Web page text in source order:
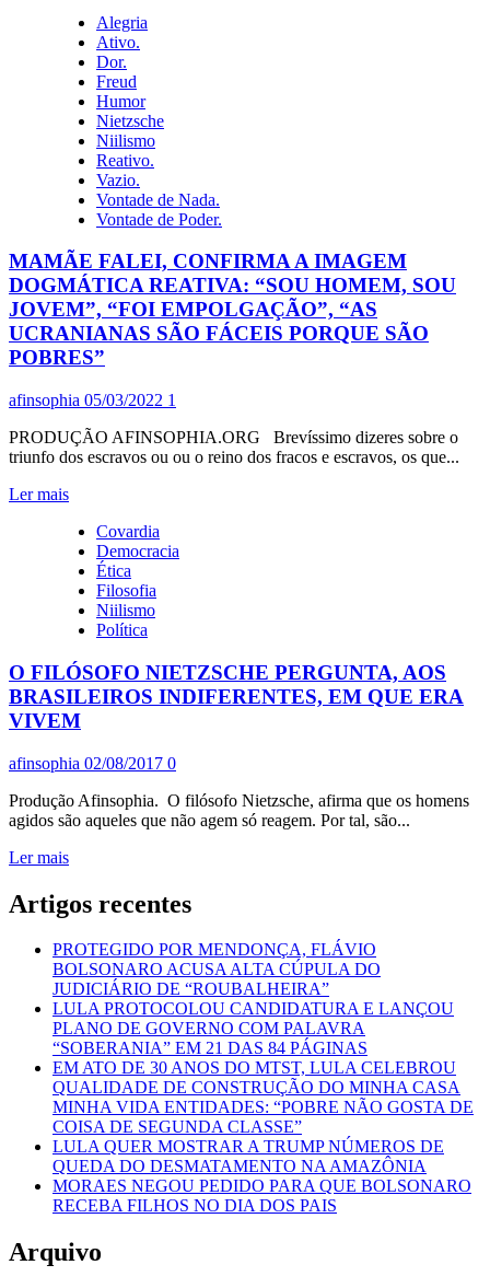
REJEITADO
NA
DISPUTA
ELEITORAL
QUASE
UM
ANÁTEMA
BOLSONARO
SENTE
IGUAIS
SE
AFASTANDO
COM
MEDO
DE
SEREM
OU
ELEITOS
Alegria
Ativo.
Dor.
Freud
Humor
Nietzsche
Niilismo
Reativo.
Vazio.
Vontade de Nada.
Vontade de Poder.
MAMÃE FALEI, CONFIRMA A IMAGEM
DOGMÁTICA REATIVA: “SOU HOMEM, SOU
JOVEM”, “FOI EMPOLGAÇÃO”, “AS
UCRANIANAS SÃO FÁCEIS PORQUE SÃO
POBRES”
afinsophia 05/03/2022 1
PRODUÇÃO AFINSOPHIA.ORG Brevíssimo dizeres sobre o
triunfo dos escravos ou ou o reino dos fracos e escravos, os que...
Ler maisLeia
sobre
MAMÃE
FALEI,
CONFIRMA
A
IMAGEM
REATIVA:
“SOU
HOMEM,
SOU
“FOI
“AS
UCRANIANAS
FÁCEIS
SÃO
Covardia
Democracia
Ética
Filosofia
Niilismo
Política
O FILÓSOFO NIETZSCHE PERGUNTA, AOS
BRASILEIROS INDIFERENTES, EM QUE ERA
VIVEM
afinsophia 02/08/2017 0
Produção Afinsophia. O filósofo Nietzsche, afirma que os homens
agidos são aqueles que não agem só reagem. Por tal, são...
Ler maisLeia
sobre
O
NIETZSCHE
PERGUNTA,
AOS
BRASILEIROS
INDIFERENTES,
EM
QUE
ERA
VIVEM
Artigos recentes
PROTEGIDO POR MENDONÇA, FLÁVIO
BOLSONARO ACUSA ALTA CÚPULA DO
JUDICIÁRIO DE “ROUBALHEIRA”
LULA PROTOCOLOU CANDIDATURA E LANÇOU
PLANO DE GOVERNO COM PALAVRA
“SOBERANIA” EM 21 DAS 84 PÁGINAS
EM ATO DE 30 ANOS DO MTST, LULA CELEBROU
QUALIDADE DE CONSTRUÇÃO DO MINHA CASA
MINHA VIDA ENTIDADES: “POBRE NÃO GOSTA DE
COISA DE SEGUNDA CLASSE”
LULA QUER MOSTRAR A TRUMP NÚMEROS DE
QUEDA DO DESMATAMENTO NA AMAZÔNIA
MORAES NEGOU PEDIDO PARA QUE BOLSONARO
RECEBA FILHOS NO DIA DOS PAIS
Arquivo